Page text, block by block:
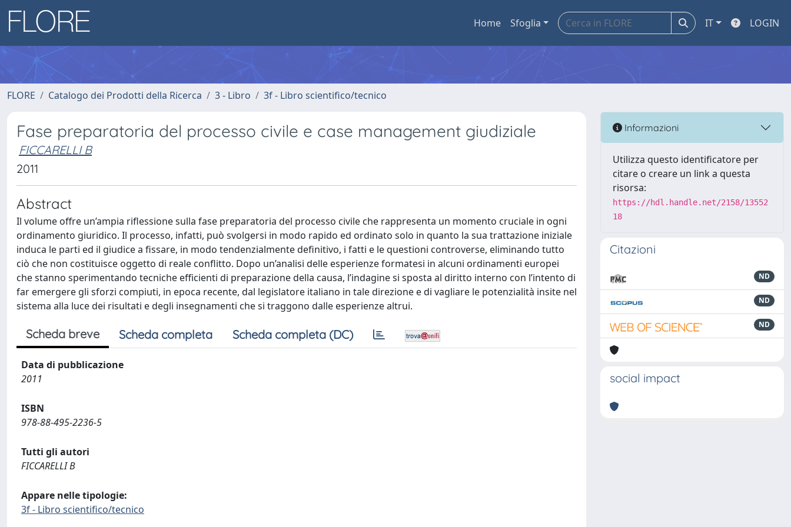
Home Sfoglia IT LOGIN
FLORE Catalogo dei Prodotti della Ricerca 3 - Libro 3f - Libro scientifico/tecnico
Fase preparatoria del processo civile e case management giudiziale
FICCARELLI B
2011
Abstract
Il volume offre un’ampia riflessione sulla fase preparatoria del processo civile che rappresenta un momento cruciale in ogni
ordinamento giuridico. Il processo, infatti, può svolgersi in modo rapido ed ordinato solo in quanto la sua trattazione iniziale
induca le parti ed il giudice a fissare, in modo tendenzialmente definitivo, i fatti e le questioni controverse, eliminando tutto
ciò che non costituisce oggetto di reale conflitto. Dopo un’analisi delle esperienze formatesi in alcuni ordinamenti europei
che stanno sperimentando tecniche efficienti di preparazione della causa, l’indagine si sposta al diritto interno con l’intento di
far emergere gli sforzi compiuti, in epoca recente, dal legislatore italiano in tale direzione e di vagliare le potenzialità insite nel
sistema alla luce dei risultati e degli insegnamenti che si traggono dalle esperienze altrui.
Scheda breve Scheda completa Scheda completa (DC)
Data di pubblicazione
2011
ISBN
978-88-495-2236-5
Tutti gli autori
FICCARELLI B
Appare nelle tipologie:
3f - Libro scientifico/tecnico
Informazioni
Utilizza questo identificatore per
citare o creare un link a questa
risorsa:
https://hdl.handle.net/2158/13552
18
Citazioni
ND
ND
ND
social impact